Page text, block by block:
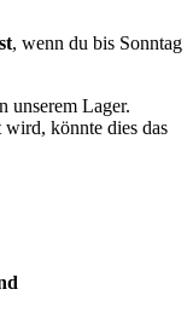
, wenn du bis Sonntag
unserem Lager.
könnte dies das